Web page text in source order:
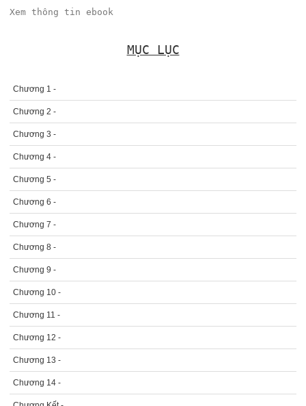
Xem thông tin ebook
MỤC LỤC
Chương 1 -
Chương 2 -
Chương 3 -
Chương 4 -
Chương 5 -
Chương 6 -
Chương 7 -
Chương 8 -
Chương 9 -
Chương 10 -
Chương 11 -
Chương 12 -
Chương 13 -
Chương 14 -